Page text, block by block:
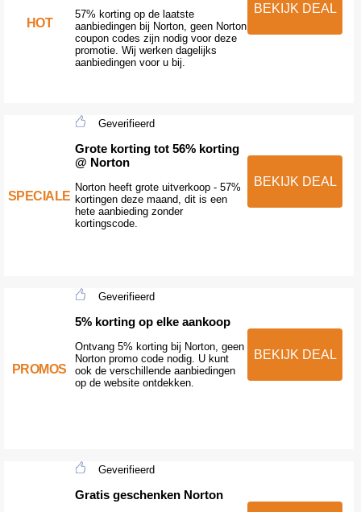
HOT
57% korting op de laatste
aanbiedingen bij Norton, geen Norton
coupon codes zijn nodig voor deze
promotie. Wij werken dagelijks
aanbiedingen voor u bij.
BEKIJK DEAL
SPECIALE
Geverifieerd
Grote korting tot 56% korting
@ Norton
Norton heeft grote uitverkoop - 57%
kortingen deze maand, dit is een
hete aanbieding zonder
kortingscode.
BEKIJK DEAL
PROMOS
Geverifieerd
5% korting op elke aankoop
Ontvang 5% korting bij Norton, geen
Norton promo code nodig. U kunt
ook de verschillende aanbiedingen
op de website ontdekken.
BEKIJK DEAL
Geverifieerd
Gratis geschenken Norton